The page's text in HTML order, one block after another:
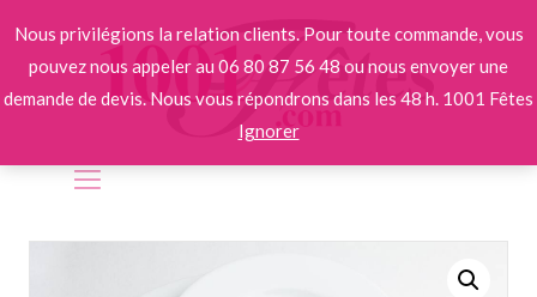
Nous privilégions la relation clients. Pour toute commande, vous
pouvez nous appeler au 06 80 87 56 48 ou nous envoyer une
demande de devis. Nous vous répondrons dans les 48 h. 1001 Fêtes
Ignorer